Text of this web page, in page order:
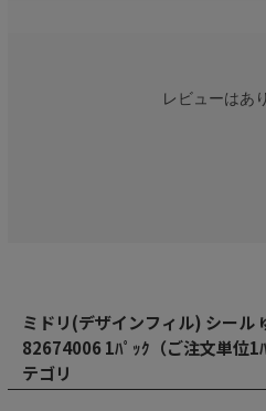
レビューはあ
ミドリ(デザインフィル) シール
82674006 1ﾊﾟｯｸ（ご注文単位1
テゴリ